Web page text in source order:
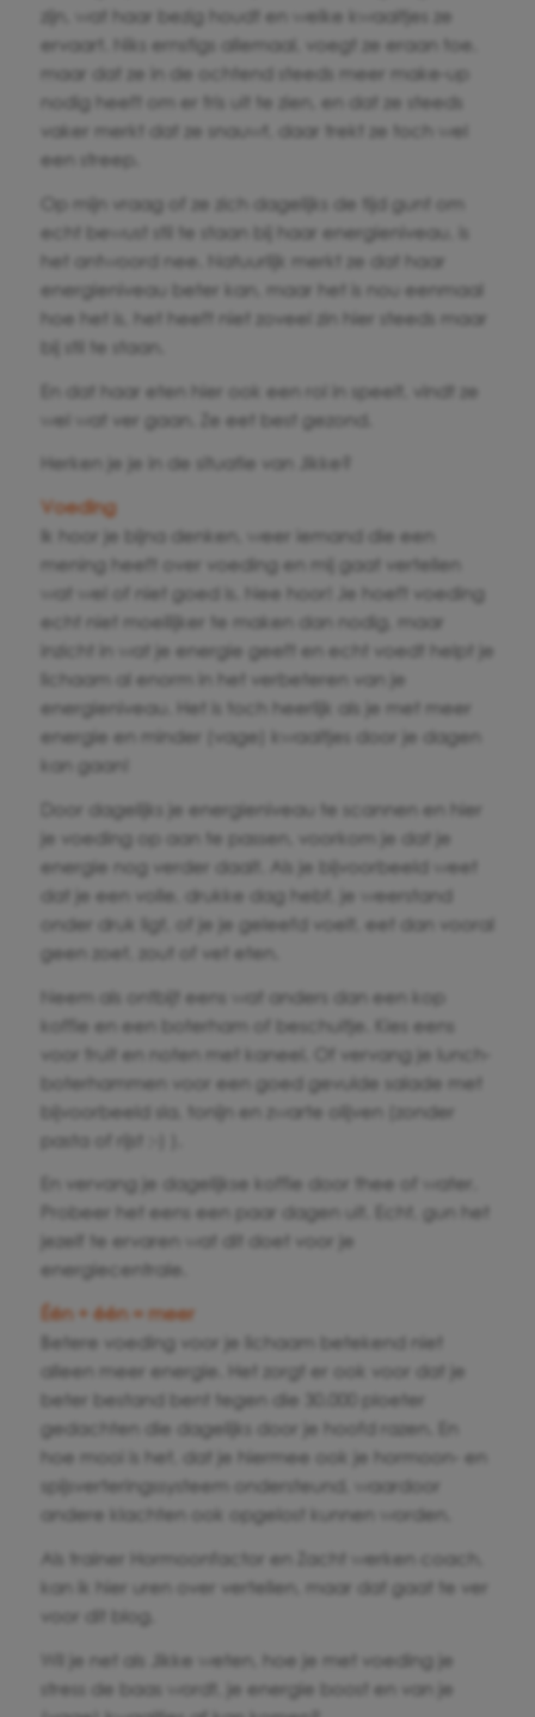
zijn, wat haar bezig houdt en welke kwaaltjes ze
ervaart. Niks ernstigs allemaal, voegt ze eraan toe,
maar dat ze in de ochtend steeds meer make-up
nodig heeft om er fris uit te zien, en dat ze steeds
vaker merkt dat ze snauwt, daar trekt ze toch wel
een streep.
Op mijn vraag of ze zich dagelijks de tijd gunt om
echt bewust stil te staan bij haar energieniveau, is
het antwoord nee. Natuurlijk merkt ze dat haar
energieniveau beter kan, maar het is nou eenmaal
hoe het is, het heeft niet zoveel zin hier steeds maar
bij stil te staan.
En dat haar eten hier ook een rol in speelt, vindt ze
wel wat ver gaan. Ze eet best gezond.
Herken je je in de situatie van Jikke?
Voeding
Ik hoor je bijna denken, weer iemand die een
mening heeft over voeding en mij gaat vertellen
wat wel of niet goed is. Nee hoor! Je hoeft voeding
echt niet moeilijker te maken dan nodig, maar
inzicht in wat je energie geeft en echt voedt helpt je
lichaam al enorm in het verbeteren van je
energieniveau. Het is toch heerlijk als je met meer
energie en minder (vage) kwaaltjes door je dagen
kan gaan!
Door dagelijks je energieniveau te scannen en hier
je voeding op aan te passen, voorkom je dat je
energie nog verder daalt. Als je bijvoorbeeld weet
dat je een volle, drukke dag hebt, je weerstand
onder druk ligt, of je je geleefd voelt, eet dan vooral
geen zoet, zout of vet eten.
Neem als ontbijt eens wat anders dan een kop
koffie en een boterham of beschuitje. Kies eens
voor fruit en noten met kaneel. Of vervang je lunch-
boterhammen voor een goed gevulde salade met
bijvoorbeeld sla, tonijn en zwarte olijven (zonder
pasta of rijst ;-) ).
En vervang je dagelijkse koffie door thee of water.
Probeer het eens een paar dagen uit. Echt, gun het
jezelf te ervaren wat dit doet voor je
energiecentrale.
Één + één = meer
Betere voeding voor je lichaam betekend niet
alleen meer energie. Het zorgt er ook voor dat je
beter bestand bent tegen die 30.000 ploeter
gedachten die dagelijks door je hoofd razen. En
hoe mooi is het, dat je hiermee ook je hormoon- en
spijsverteringssysteem ondersteund, waardoor
andere klachten ook opgelost kunnen worden.
Als trainer Hormoonfactor en Zacht werken coach,
kan ik hier uren over vertellen, maar dat gaat te ver
voor dit blog.
Wil je net als Jikke weten, hoe je met voeding je
stress de baas wordt, je energie boost en van je